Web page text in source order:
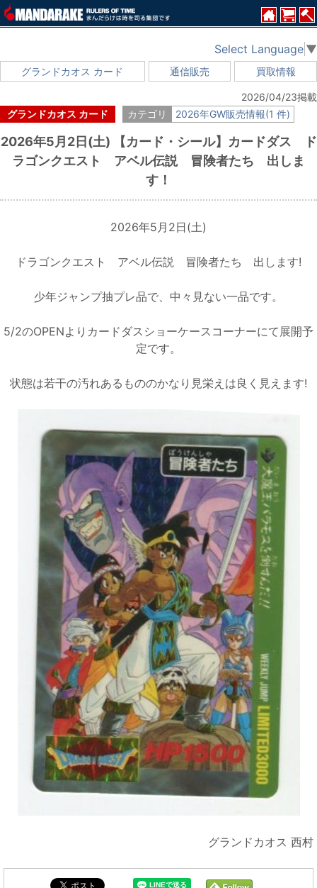
グランドカオス カード 通信販売 買取情報
Select Language ▼
グランドカオス カード カテゴリ 2026年GW販売情報(1 件)
2026/04/23掲載
2026年5月2日(土) 【カード・シール】カードダス ド
ラゴンクエスト アベル伝説 冒険者たち 出しま
す！
2026年5月2日(土)
ドラゴンクエスト アベル伝説 冒険者たち 出します!
少年ジャンプ抽プレ品で、中々見ない一品です。
5/2のOPENよりカードダスショーケースコーナーにて展開予
定です。
状態は若干の汚れあるもののかなり見栄えは良く見えます!
グランドカオス 西村